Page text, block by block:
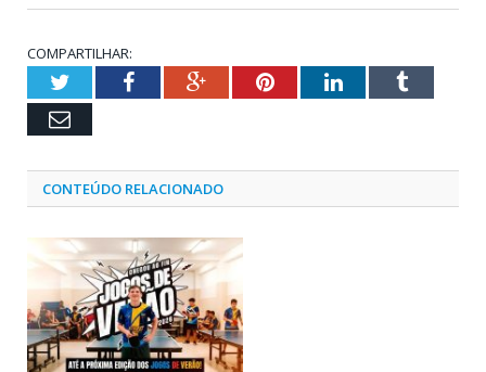
COMPARTILHAR:
TwitterFacebookGoogle+PinterestLinkedInTumblr
Email
CONTEÚDO RELACIONADO